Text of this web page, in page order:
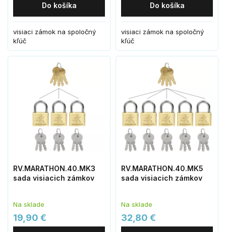
Do košíka
visiaci zámok na spoločný
kľúč
Do košíka
visiaci zámok na spoločný
kľúč
RV.MARATHON.40.MK3
sada visiacich zámkov
Na sklade
19,90 €
RV.MARATHON.40.MK5
sada visiacich zámkov
Na sklade
32,80 €